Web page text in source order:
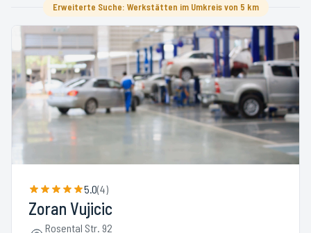
Erweiterte Suche: Werkstätten im Umkreis von 5 km
5.0(4)
Zoran Vujicic
Rosental Str. 92